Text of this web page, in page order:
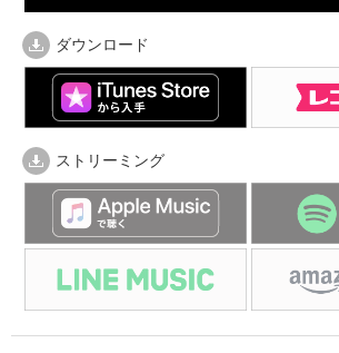
ダウンロード
ストリーミング